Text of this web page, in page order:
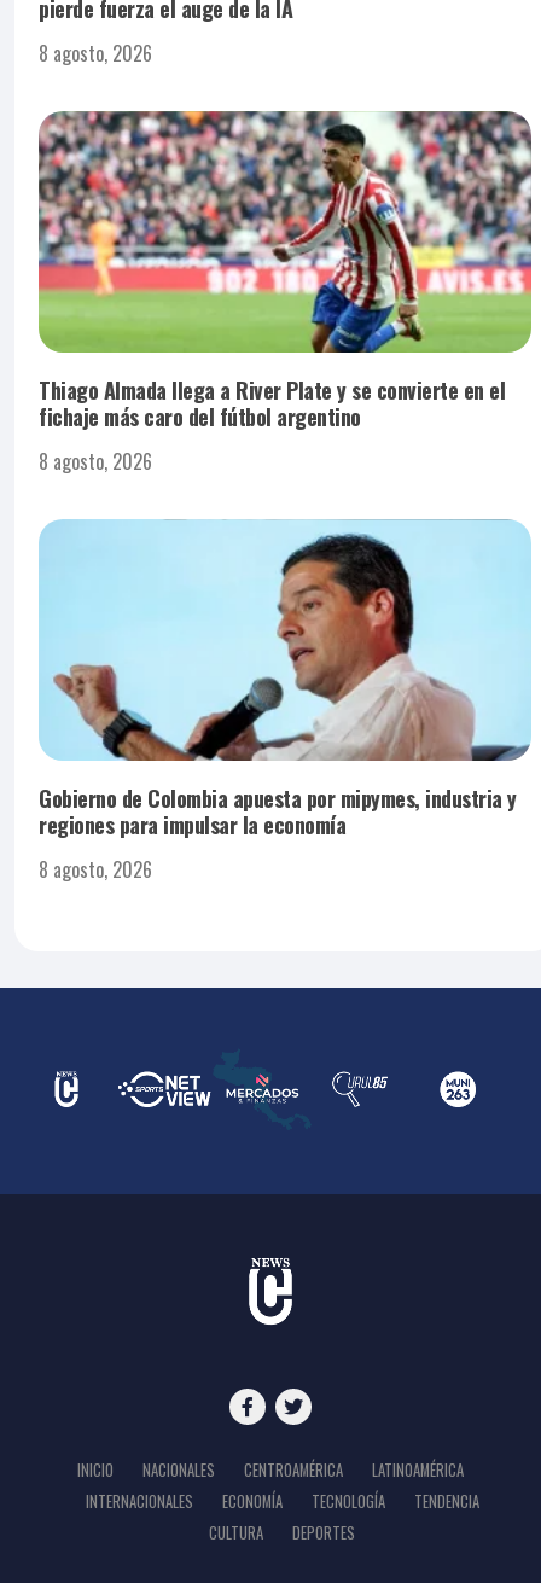
pierde fuerza el auge de la IA
8 agosto, 2026
Thiago Almada llega a River Plate y se convierte en el
fichaje más caro del fútbol argentino
8 agosto, 2026
Gobierno de Colombia apuesta por mipymes, industria y
regiones para impulsar la economía
8 agosto, 2026
INICIO NACIONALES CENTROAMÉRICA
LATINOAMÉRICA
INTERNACIONALES
ECONOMÍA TECNOLOGÍA
TENDENCIA
CULTURA
DEPORTES